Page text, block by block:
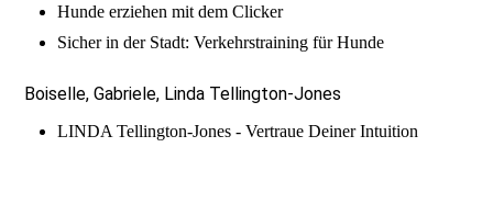
Hunde erziehen mit dem Clicker
Sicher in der Stadt: Verkehrstraining für Hunde
Boiselle, Gabriele, Linda Tellington-Jones
LINDA Tellington-Jones - Vertraue Deiner Intuition